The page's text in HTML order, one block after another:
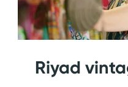
Riyad